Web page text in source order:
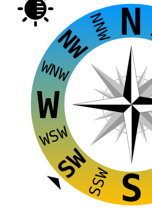
W
S
N
NW
SWSSW
WSW
WNW
NNW